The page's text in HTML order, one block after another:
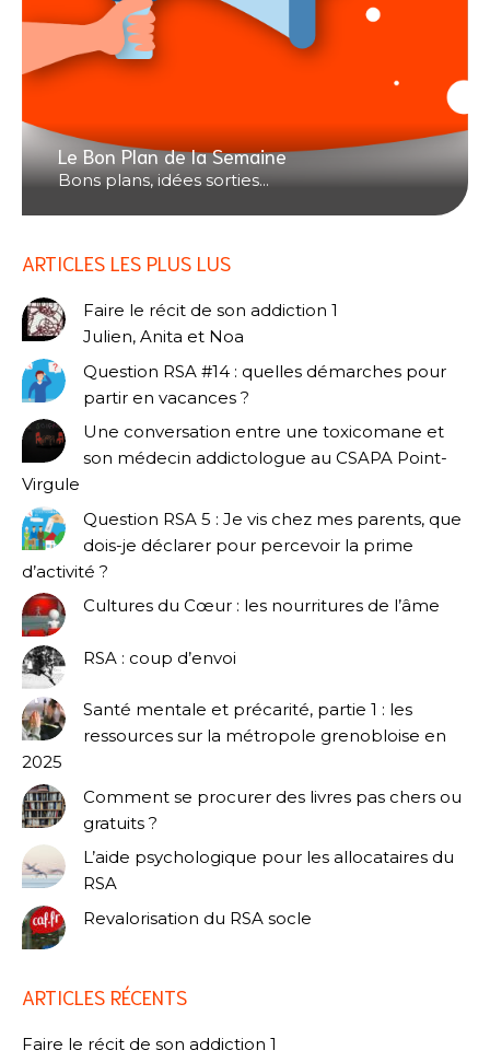
Le Bon Plan de la Semaine
Bons plans, idées sorties...
ARTICLES LES PLUS LUS
Faire le récit de son addiction 1
Julien, Anita et Noa
Question RSA #14 : quelles démarches pour
partir en vacances ?
Une conversation entre une toxicomane et
son médecin addictologue au CSAPA Point-
Virgule
Question RSA 5 : Je vis chez mes parents, que
dois-je déclarer pour percevoir la prime
d’activité ?
Cultures du Cœur : les nourritures de l’âme
RSA : coup d’envoi
Santé mentale et précarité, partie 1 : les
ressources sur la métropole grenobloise en
2025
Comment se procurer des livres pas chers ou
gratuits ?
L’aide psychologique pour les allocataires du
RSA
Revalorisation du RSA socle
ARTICLES RÉCENTS
Faire le récit de son addiction 1